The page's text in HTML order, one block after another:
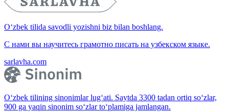
O‘zbek tilida savodli yozishni biz bilan boshlang.
С нами вы научитесь грамотно писать на узбекском языке.
sarlavha.com
O‘zbek tilining sinonimlar lug‘ati. Saytda 3300 tadan ortiq so‘zlar,
900 ga yaqin sinonim so‘zlar to‘plamiga jamlangan.